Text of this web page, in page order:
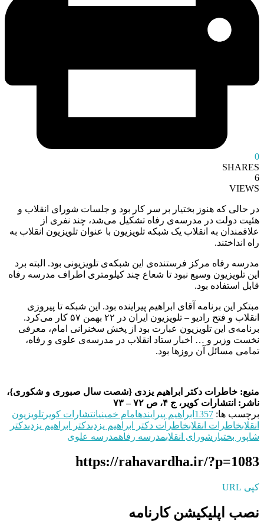
0
SHARES
6
VIEWS
در حالی که هنوز بختیار بر سر کار بود و جلسات شورای انقلاب و
هئیت دولت در مدرسه‌ی رفاه تشکیل می‌شد، چند نفری از
علاقمندان به انقلاب یک شبکه تلویزیون با عنوان تلویزیون انقلاب به
راه انداختند.
مدرسه رفاه مرکز فرستنده‌ی این شبکه‌ی تلویزیونی بود. البته برد
این تلویزیون وسیع نبود تا شعاع چند کیلومتری اطراف مدرسه رفاه
قابل استفاده بود.
مبتکر این برنامه آقای ابراهیم پیراینده بود. این شبکه تا پیروزی
انقلاب و فتح رادیو – تلویزیون ایران در ۲۲ بهمن ۵۷ کار می‌کرد.
برنامه‌ی این تلویزیون عبارت بود از پخش سخنرانی امام، معرفی
نخست وزیر و … اخبار ستاد انقلاب در مدرسه‌ی علوی و رفاه،
تمامی مسائل آن روزها بود.
منبع: خاطرات دکتر ابراهیم یزدی {شصت سال صبوری و شکوری}،
ناشر: انتشارات کویر، ج ۴، ص ۷۲ – ۷۳
برچسب ها: 1357 ابراهیم پیرایندهامام خمینیانتشارات کویر تلویزیون
انقلابخاطرات انقلابخاطرات دکتر ابراهیم یزدیدکتر ابراهیم یزدیدکتر
شاپور بختیار شورای انقلابمدرسه رفاهمدرسه علوی
https://rahavardha.ir/?p=1083
کپی URL
نصب اپلیکیشن کارنامه